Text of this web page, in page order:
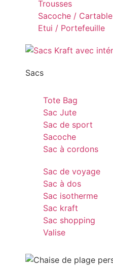
Trousses
Sacoche / Cartable
Etui / Portefeuille
Sacs
Tote Bag
Sac Jute
Sac de sport
Sacoche
Sac à cordons
Sac de voyage
Sac à dos
Sac isotherme
Sac kraft
Sac shopping
Valise